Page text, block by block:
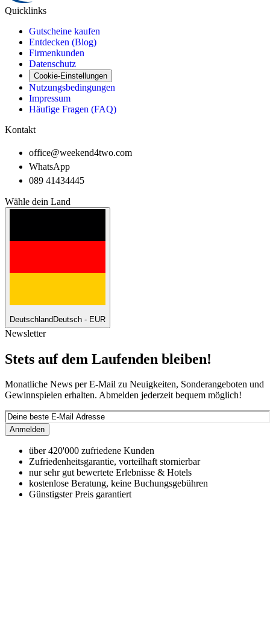
Quicklinks
Gutscheine kaufen
Entdecken (Blog)
Firmenkunden
Datenschutz
Cookie-Einstellungen
Nutzungsbedingungen
Impressum
Häufige Fragen (FAQ)
Kontakt
office@weekend4two.com
WhatsApp
089 41434445
Wähle dein Land
DeutschlandDeutsch - EUR
Newsletter
Stets auf dem Laufenden bleiben!
Monatliche News per E-Mail zu Neuigkeiten, Sonderangeboten und
Gewinnspielen erhalten. Abmelden jederzeit bequem möglich!
Anmelden
über 420'000 zufriedene Kunden
Zufriedenheitsgarantie, vorteilhaft stornierbar
nur sehr gut bewertete Erlebnisse & Hotels
kostenlose Beratung, keine Buchungsgebühren
Günstigster Preis garantiert